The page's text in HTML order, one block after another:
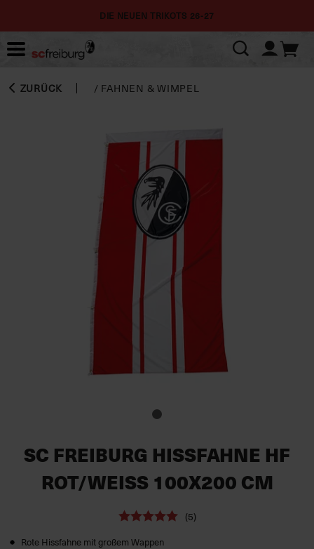
DIE NEUEN TRIKOTS 26-27
ZURÜCK / FAHNEN & WIMPEL
SC FREIBURG HISSFAHNE HF
ROT/WEISS 100X200 CM
(5)
Rote Hissfahne mit großem Wappen